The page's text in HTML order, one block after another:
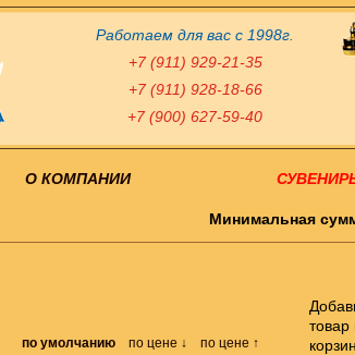
Работаем для вас с 1998г.
+7 (911) 929-21-35
+7 (911) 928-18-66
+7 (900) 627-59-40
О КОМПАНИИ
Минимальная
товар
по умолчанию по цене ↓ по цене ↑